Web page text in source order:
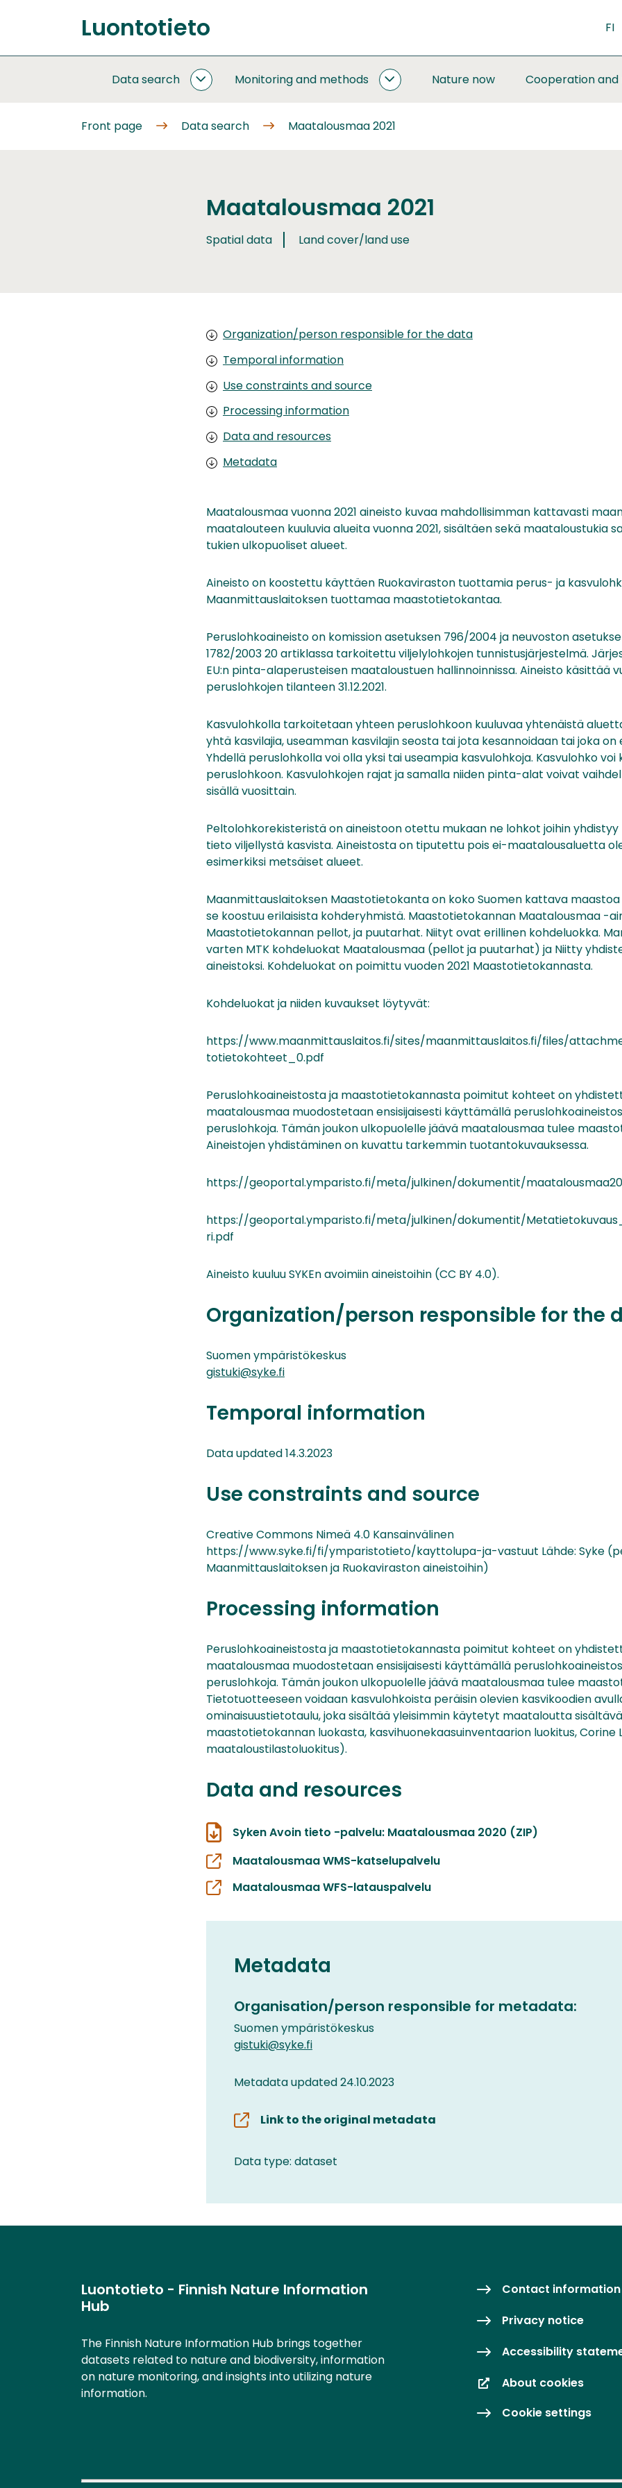
to
content
Front
Luontotieto FI
Data search
DATA
Monitoring and methods
MONITORING
SUBPAGES
Nature now Cooperation
Front page Data search Maatalousmaa 2021
Maatalousmaa 2021
Spatial data Land cover/land use
Organization/person responsible for the data
Temporal information
Use constraints and source
Processing information
Data and resources
Metadata
Maatalousmaa vuonna 2021 aineisto kuvaa mahdollisimman kattavasti
maatalouteen kuuluvia alueita vuonna 2021, sisältäen sekä maataloustukia
tukien ulkopuoliset alueet.
Aineisto on koostettu käyttäen Ruokaviraston tuottamia perus- ja
Maanmittauslaitoksen tuottamaa maastotietokantaa.
Peruslohkoaineisto on komission asetuksen 796/2004 ja neuvoston
1782/2003 20 artiklassa tarkoitettu viljelylohkojen tunnistusjärjestelmä.
EU:n pinta-alaperusteisen maataloustuen hallinnoinnissa. Aineisto käsittää
peruslohkojen tilanteen 31.12.2021.
Kasvulohkolla tarkoitetaan yhteen peruslohkoon kuuluvaa yhtenäistä
yhtä kasvilajia, useamman kasvilajin seosta tai jota kesannoidaan tai joka on
Yhdellä peruslohkolla voi olla yksi tai useampia kasvulohkoja. Kasvulohko voi
peruslohkoon. Kasvulohkojen rajat ja samalla niiden pinta-alat voivat
sisällä vuosittain.
Peltolohkorekisteristä on aineistoon otettu mukaan ne lohkot joihin yhdistyy
tieto viljellystä kasvista. Aineistosta on tiputettu pois ei-maatalousaluetta
esimerkiksi metsäiset alueet.
Maanmittauslaitoksen Maastotietokanta on koko Suomen kattava maastoa
se koostuu erilaisista kohderyhmistä. Maastotietokannan Maatalousmaa -
Maastotietokannan pellot, ja puutarhat. Niityt ovat erillinen kohdeluokka.
varten MTK kohdeluokat Maatalousmaa (pellot ja puutarhat) ja Niitty
aineistoksi. Kohdeluokat on poimittu vuoden 2021 Maastotietokannasta.
Kohdeluokat ja niiden kuvaukset löytyvät:
https://www.maanmittauslaitos.fi/sites/maanmittauslaitos.fi/files/
totietokohteet_0.pdf
Peruslohkoaineistosta ja maastotietokannasta poimitut kohteet on
maatalousmaa muodostetaan ensisijaisesti käyttämällä
peruslohkoja. Tämän joukon ulkopuolelle jäävä maatalousmaa tulee
Aineistojen yhdistäminen on kuvattu tarkemmin tuotantokuvauksessa.
https://geoportal.ymparisto.fi/meta/julkinen/dokumentit/
https://geoportal.ymparisto.fi/meta/julkinen/dokumentit/
ri.pdf
Aineisto kuuluu SYKEn avoimiin aineistoihin (CC BY 4.0).
Organization/person responsible for the
Suomen ympäristökeskus
gistuki@syke.fi
Temporal information
Data updated 14.3.2023
Use constraints and source
Creative Commons Nimeä 4.0 Kansainvälinen
https://www.syke.fi/fi/ymparistotieto/kayttolupa-ja-vastuut Lähde: Syke
Maanmittauslaitoksen ja Ruokaviraston aineistoihin)
Processing information
Peruslohkoaineistosta ja maastotietokannasta poimitut kohteet on
maatalousmaa muodostetaan ensisijaisesti käyttämällä
peruslohkoja. Tämän joukon ulkopuolelle jäävä maatalousmaa tulee
Tietotuotteeseen voidaan kasvulohkoista peräisin olevien kasvikoodien
ominaisuustietotaulu, joka sisältää yleisimmin käytetyt maataloutta
maastotietokannan luokasta, kasvihuonekaasuinventaarion luokitus, Corine
maataloustilastoluokitus).
Data and resources
Syken Avoin tieto -palvelu: Maatalousmaa 2020 (ZIP)
Maatalousmaa WMS-katselupalvelu
Maatalousmaa WFS-latauspalvelu
Metadata
Organisation/person responsible for metadata:
Suomen ympäristökeskus
gistuki@syke.fi
Metadata updated 24.10.2023
Link to the original metadata
Data type: dataset
Luontotieto - Finnish Nature Information
Hub
The Finnish Nature Information Hub brings together
datasets related to nature and biodiversity, information
on nature monitoring, and insights into utilizing nature
information.
Contact information
Privacy notice
Accessibility
About cookies
Cookie settings